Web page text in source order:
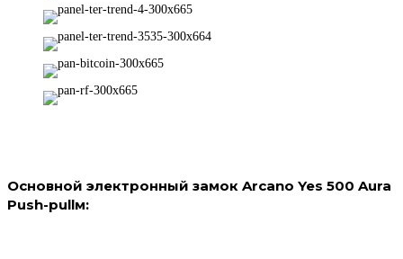
Основной электронный замок Arcano Yes 500 Aura
Push-pullм: